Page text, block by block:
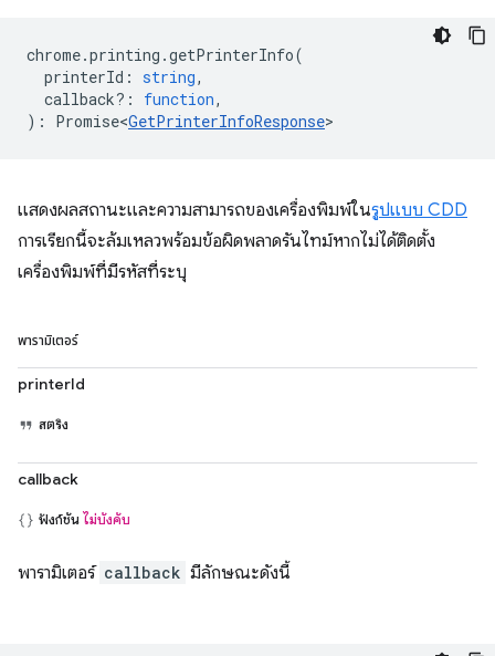
chrome.printing .getPrinterInfo(
printerId : string,
callback? : function,
) : Promise<GetPrinterInfoResponse>
แสดงผลสถานะและความสามารถของเครื่องพิมพ์ในรูปแบบ CDD
การเรียกนี้จะล้มเหลวพร้อมข้อผิดพลาดรันไทม์หากไม่ได้ติดตั้ง
เครื่องพิมพ์ที่มีรหัสที่ระบุ
พารามิเตอร์
printerId
สตริง
callback
ฟังก์ชัน ไม่บังคับ
พารามิเตอร์ callback มีลักษณะดังนี้